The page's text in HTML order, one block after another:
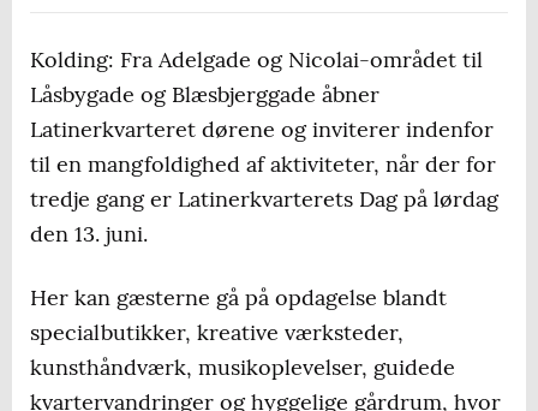
Kolding: Fra Adelgade og Nicolai-området til
Låsbygade og Blæsbjerggade åbner
Latinerkvarteret dørene og inviterer indenfor
til en mangfoldighed af aktiviteter, når der for
tredje gang er Latinerkvarterets Dag på lørdag
den 13. juni.
Her kan gæsterne gå på opdagelse blandt
specialbutikker, kreative værksteder,
kunsthåndværk, musikoplevelser, guidede
kvartervandringer og hyggelige gårdrum, hvor